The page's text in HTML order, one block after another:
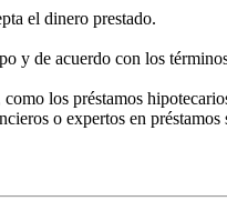
el dinero prestado.
y de acuerdo con los
los préstamos
o expertos en